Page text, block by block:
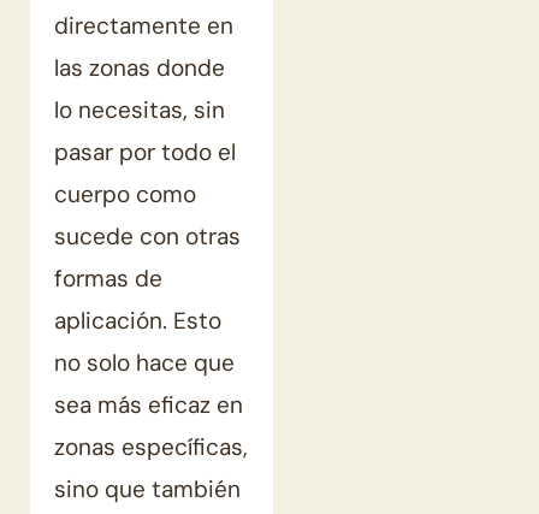
directamente en
las zonas donde
lo necesitas, sin
pasar por todo el
cuerpo como
sucede con otras
formas de
aplicación. Esto
no solo hace que
sea más eficaz en
zonas específicas,
sino que también